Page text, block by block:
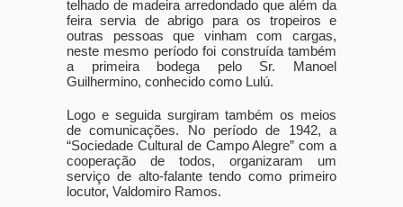
telhado de madeira arredondado que além da
feira servia de abrigo para os tropeiros e
outras pessoas que vinham com cargas,
neste mesmo período foi construída também
a primeira bodega pelo Sr. Manoel
Guilhermino, conhecido como Lulú.
Logo e seguida surgiram também os meios
de comunicações. No período de 1942, a
“Sociedade Cultural de Campo Alegre” com a
cooperação de todos, organizaram um
serviço de alto-falante tendo como primeiro
locutor, Valdomiro Ramos.